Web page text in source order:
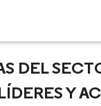
DEL
Y